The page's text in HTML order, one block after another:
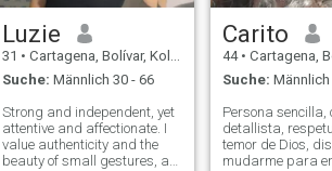
Luzie
31 • Cartagena, Bolívar, Kolumbien
Suche: Männlich 30 - 66
Strong and independent, yet
attentive and affectionate. I
value authenticity and the
beauty of small gestures, as
Carito
44 • Cartagena,
Suche: Männlich
Persona sencilla,
detallista,
temor de Dios,
mudarme para